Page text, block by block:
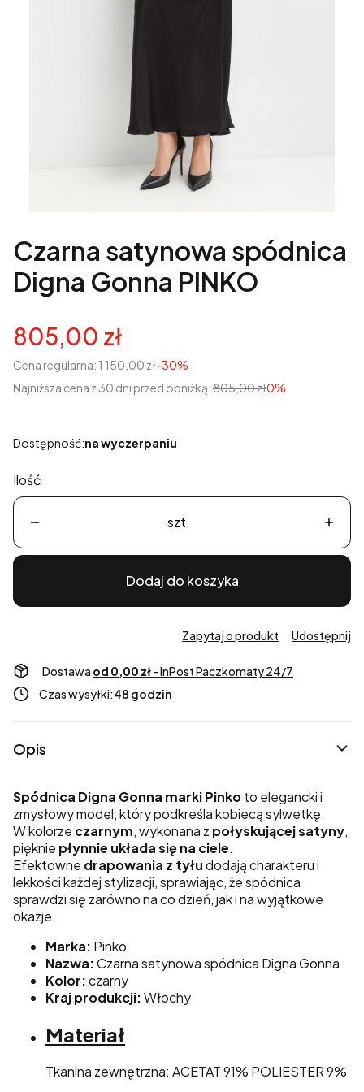
Czarna satynowa spódnica
Digna Gonna PINKO
805,00 zł
Cena regularna:1 150,00 zł-30%
Najniższa cena z 30 dni przed obniżką:805,00 zł0%
Dostępność:na wyczerpaniu
Ilość
szt.
Dodaj do koszyka
Zapytaj o produkt Udostępnij
Dostawa od 0,00 zł- InPost Paczkomaty 24/7
Czas wysyłki:48 godzin
Opis
Spódnica Digna Gonna marki Pinkoto elegancki i
zmysłowy model, który podkreśla kobiecą sylwetkę.
W kolorze czarnym, wykonana z połyskującej satyny,
pięknie płynnie układa się na ciele.
Efektowne drapowania z tyłudodają charakteru i
lekkości każdej stylizacji, sprawiając, że spódnica
sprawdzi się zarówno na co dzień, jak i na wyjątkowe
okazje.
Marka: Pinko
Nazwa:Czarna satynowa spódnica Digna Gonna
Kolor:czarny
Kraj produkcji:Włochy
Materiał
Tkanina zewnętrzna: ACETAT 91% POLIESTER 9%